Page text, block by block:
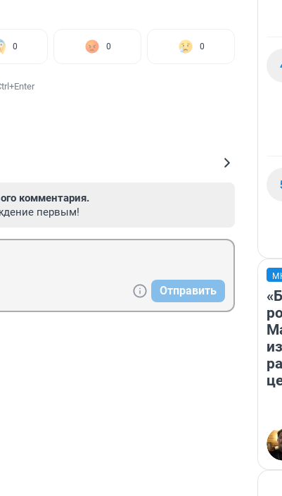
0 0 0
комментария.
первым!
Отправить